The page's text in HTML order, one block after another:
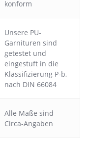
konform
Unsere PU-
Garnituren sind
getestet und
eingestuft in die
Klassifizierung P-b,
nach DIN 66084
Alle Maße sind
Circa-Angaben